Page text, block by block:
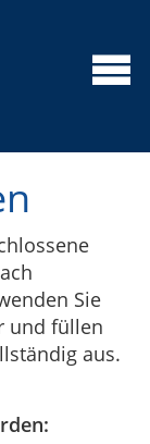
Sie
und füllen
aus.